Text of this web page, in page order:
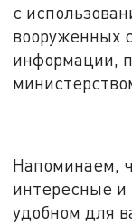
с
вооруженных
информации,
Напоминаем,
интересные
удобном для